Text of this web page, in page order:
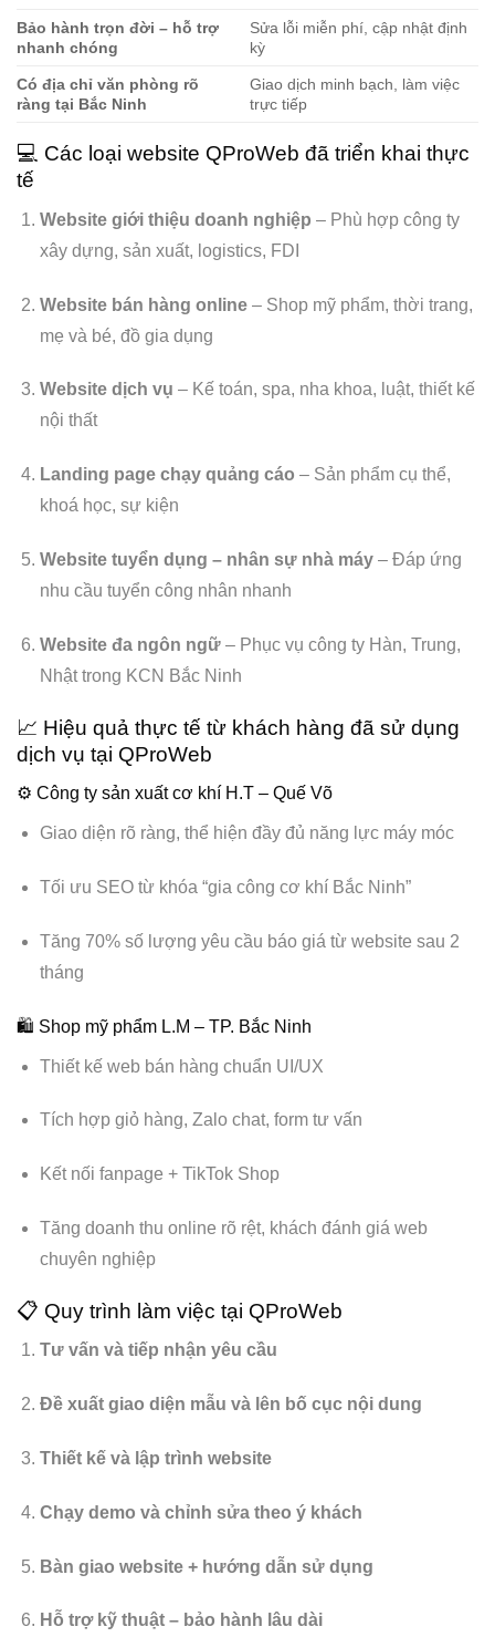
Bảo hành trọn đời – hỗ trợ
nhanh chóng
Sửa lỗi miễn phí, cập nhật định
kỳ
Có địa chỉ văn phòng rõ
ràng tại Bắc Ninh
Giao dịch minh bạch, làm việc
trực tiếp
💻 Các loại website QProWeb đã triển khai thực
tế
Website giới thiệu doanh nghiệp – Phù hợp công ty
xây dựng, sản xuất, logistics, FDI
Website bán hàng online– Shop mỹ phẩm, thời trang,
mẹ và bé, đồ gia dụng
Website dịch vụ – Kế toán, spa, nha khoa, luật, thiết kế
nội thất
Landing page chạy quảng cáo – Sản phẩm cụ thể,
khoá học, sự kiện
Website tuyển dụng – nhân sự nhà máy– Đáp ứng
nhu cầu tuyển công nhân nhanh
Website đa ngôn ngữ– Phục vụ công ty Hàn, Trung,
Nhật trong KCN Bắc Ninh
📈 Hiệu quả thực tế từ khách hàng đã sử dụng
dịch vụ tại QProWeb
⚙️ Công ty sản xuất cơ khí H.T – Quế Võ
Giao diện rõ ràng, thể hiện đầy đủ năng lực máy móc
Tối ưu SEO từ khóa “gia công cơ khí Bắc Ninh”
Tăng 70% số lượng yêu cầu báo giá từ website sau 2
tháng
🛍 Shop mỹ phẩm L.M – TP. Bắc Ninh
Thiết kế web bán hàng chuẩn UI/UX
Tích hợp giỏ hàng, Zalo chat, form tư vấn
Kết nối fanpage + TikTok Shop
Tăng doanh thu online rõ rệt, khách đánh giá web
chuyên nghiệp
📋 Quy trình làm việc tại QProWeb
Tư vấn và tiếp nhận yêu cầu
Đề xuất giao diện mẫu và lên bố cục nội dung
Thiết kế và lập trình website
Chạy demo và chỉnh sửa theo ý khách
Bàn giao website + hướng dẫn sử dụng
Hỗ trợ kỹ thuật – bảo hành lâu dài